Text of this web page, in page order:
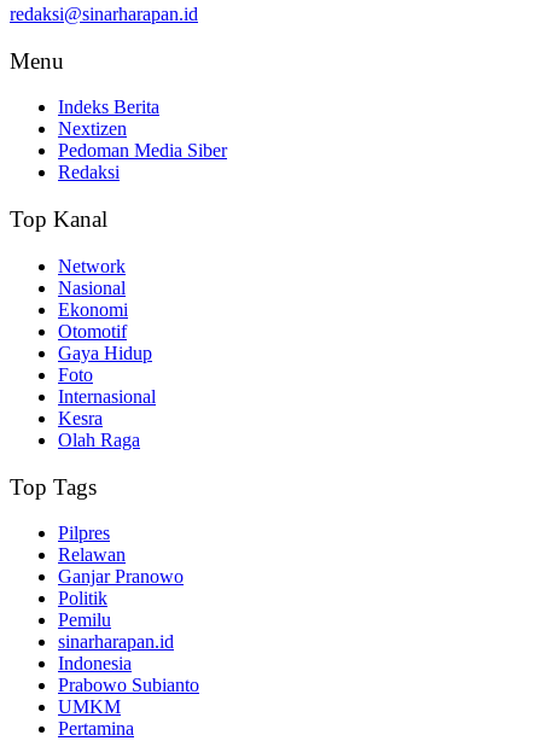
redaksi@sinarharapan.id
Menu
Indeks Berita
Nextizen
Pedoman Media Siber
Redaksi
Top Kanal
Network
Nasional
Ekonomi
Otomotif
Gaya Hidup
Foto
Internasional
Kesra
Olah Raga
Top Tags
Pilpres
Relawan
Ganjar Pranowo
Politik
Pemilu
sinarharapan.id
Indonesia
Prabowo Subianto
UMKM
Pertamina